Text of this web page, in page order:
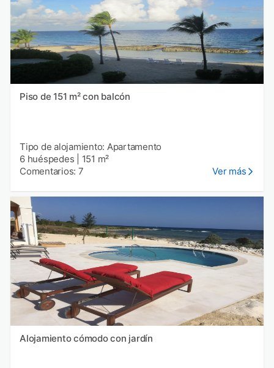
Piso de 151 m² con balcón
Tipo de alojamiento: Apartamento
6 huéspedes
151 m²
Comentarios: 7
Ver más
Alojamiento cómodo con jardín